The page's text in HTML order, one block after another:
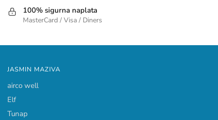
100% sigurna naplata
MasterCard / Visa / Diners
JASMIN MAZIVA
airco well
Elf
Tunap